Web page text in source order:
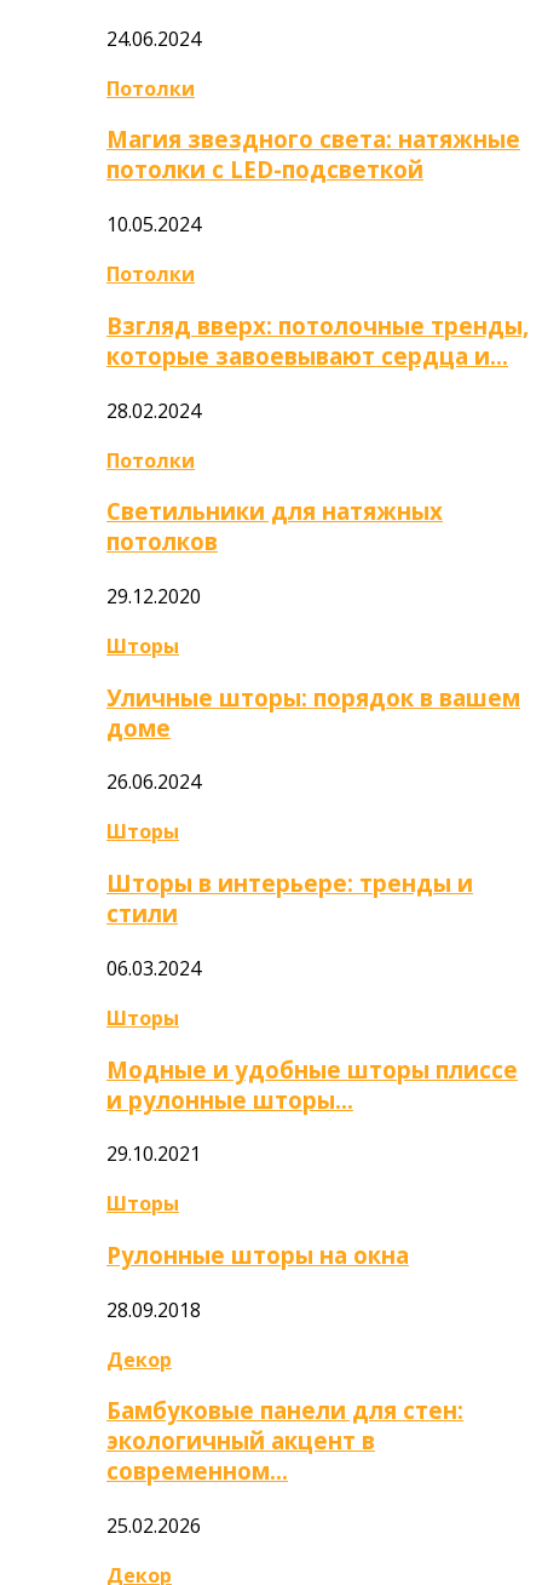
24.06.2024
Потолки
Магия звездного света: натяжные
потолки с LED-подсветкой
10.05.2024
Потолки
Взгляд вверх: потолочные тренды,
которые завоевывают сердца и…
28.02.2024
Потолки
Светильники для натяжных
потолков
29.12.2020
Шторы
Уличные шторы: порядок в вашем
доме
26.06.2024
Шторы
Шторы в интерьере: тренды и
стили
06.03.2024
Шторы
Модные и удобные шторы плиссе
и рулонные шторы…
29.10.2021
Шторы
Рулонные шторы на окна
28.09.2018
Декор
Бамбуковые панели для стен:
экологичный акцент в
современном…
25.02.2026
Декор